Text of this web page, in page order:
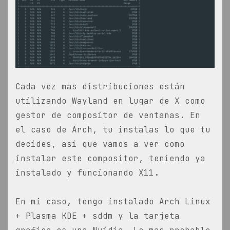
Cada vez mas distribuciones están
utilizando Wayland en lugar de X como
gestor de compositor de ventanas. En
el caso de Arch, tu instalas lo que tu
decides, así que vamos a ver como
instalar este compositor, teniendo ya
instalado y funcionando X11.
En mi caso, tengo instalado Arch Linux
+ Plasma KDE + sddm y la tarjeta